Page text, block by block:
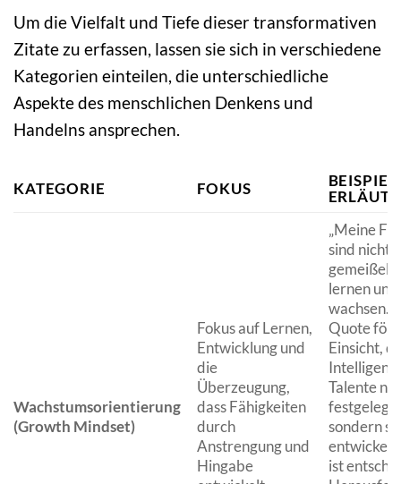
Um die Vielfalt und Tiefe dieser transformativen
Zitate zu erfassen, lassen sie sich in verschiedene
Kategorien einteilen, die unterschiedliche
Aspekte des menschlichen Denkens und
Handelns ansprechen.
KATEGORIE FOKUS
Wachstumsorientierung
(Growth Mindset)
Fokus auf Lernen,
Entwicklung und
die
Überzeugung,
dass Fähigkeiten
durch
Anstrengung und
Hingabe
„Meine
sind nicht
gemeißelt,
lernen und
wachsen.“
Quote
Einsicht,
Intelligenz
Talente
festgelegt
sondern
entwickeln
ist